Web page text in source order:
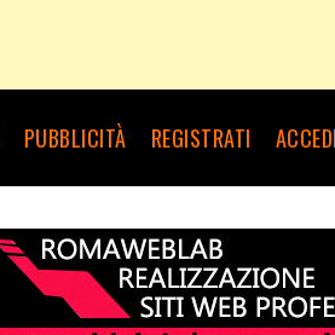
PUBBLICITÀ REGISTRATI